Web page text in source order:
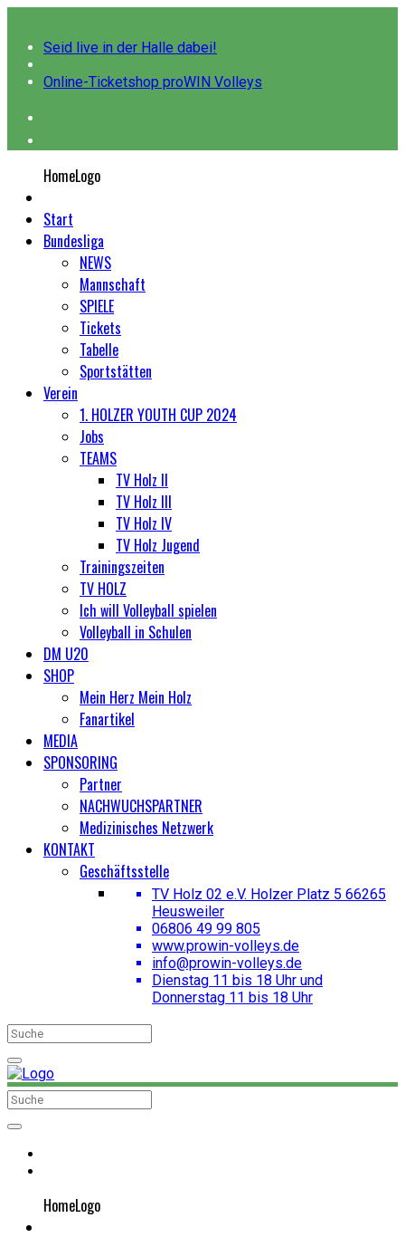
Seid live in der Halle dabei!
Online-Ticketshop proWIN Volleys
HomeLogo
Start
Bundesliga
NEWS
Mannschaft
SPIELE
Tickets
Tabelle
Sportstätten
Verein
1. HOLZER YOUTH CUP 2024
Jobs
TEAMS
TV Holz II
TV Holz III
TV Holz IV
TV Holz Jugend
Trainingszeiten
TV HOLZ
Ich will Volleyball spielen
Volleyball in Schulen
DM U20
SHOP
Mein Herz Mein Holz
Fanartikel
MEDIA
SPONSORING
Partner
NACHWUCHSPARTNER
Medizinisches Netzwerk
KONTAKT
Geschäftsstelle
TV Holz 02 e.V. Holzer Platz 5 66265
Heusweiler
06806 49 99 805
www.prowin-volleys.de
info@prowin-volleys.de
Dienstag 11 bis 18 Uhr und
Donnerstag 11 bis 18 Uhr
HomeLogo